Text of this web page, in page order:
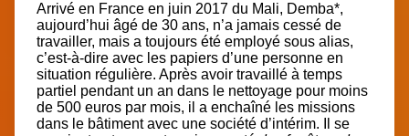
Arrivé en France en juin 2017 du Mali, Demba*,
aujourd’hui âgé de 30 ans, n’a jamais cessé de
travailler, mais a toujours été employé sous alias,
c’est-à-dire avec les papiers d’une personne en
situation régulière. Après avoir travaillé à temps
partiel pendant un an dans le nettoyage pour moins
de 500 euros par mois, il a enchaîné les missions
dans le bâtiment avec une société d’intérim. Il se